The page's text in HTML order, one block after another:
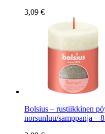
3,09 €
Bolsius – rustiikkinen
norsunluu/samppanja –